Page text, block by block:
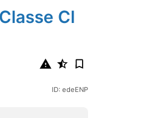
Cl
ID: edeENP